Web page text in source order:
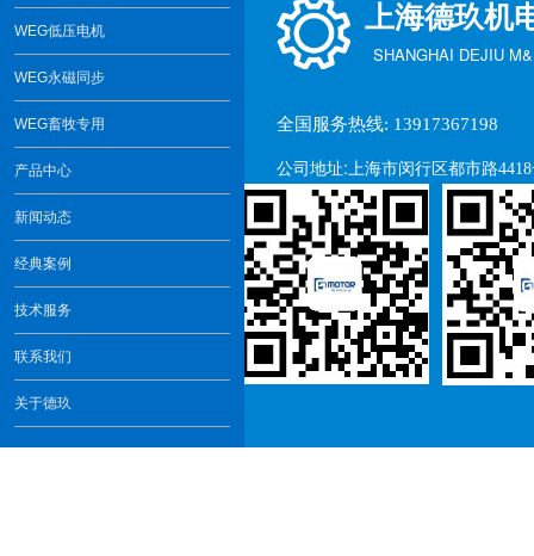
公司地址:上海市闵行区都市路
全国服务热线: 13917367198
上海德玖机
SHANGHAI DEJIU
WEG低压电机
WEG永磁同步
WEG畜牧专用
产品中心
新闻动态
经典案例
技术服务
联系我们
关于德玖